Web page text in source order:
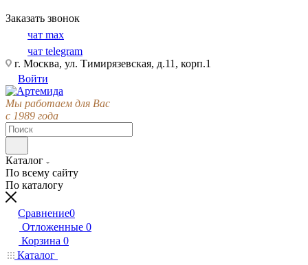
Заказать звонок
чат max
чат telegram
г. Москва, ул. Тимирязевская, д.11, корп.1
Войти
Мы работаем для Вас
с 1989 года
Каталог
По всему сайту
По каталогу
Сравнение0
Отложенные 0
Корзина 0
Каталог